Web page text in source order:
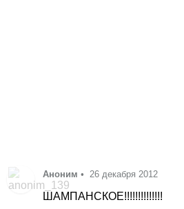
Аноним • 26 декабря 2012
ШАМПАНСКОЕ!!!!!!!!!!!!!!